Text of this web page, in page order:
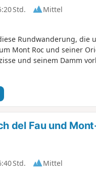
Std.
Mittel
Rundwanderung, die
Mont Roc und seiner
und seinem Damm
del Fau und
Std.
Mittel